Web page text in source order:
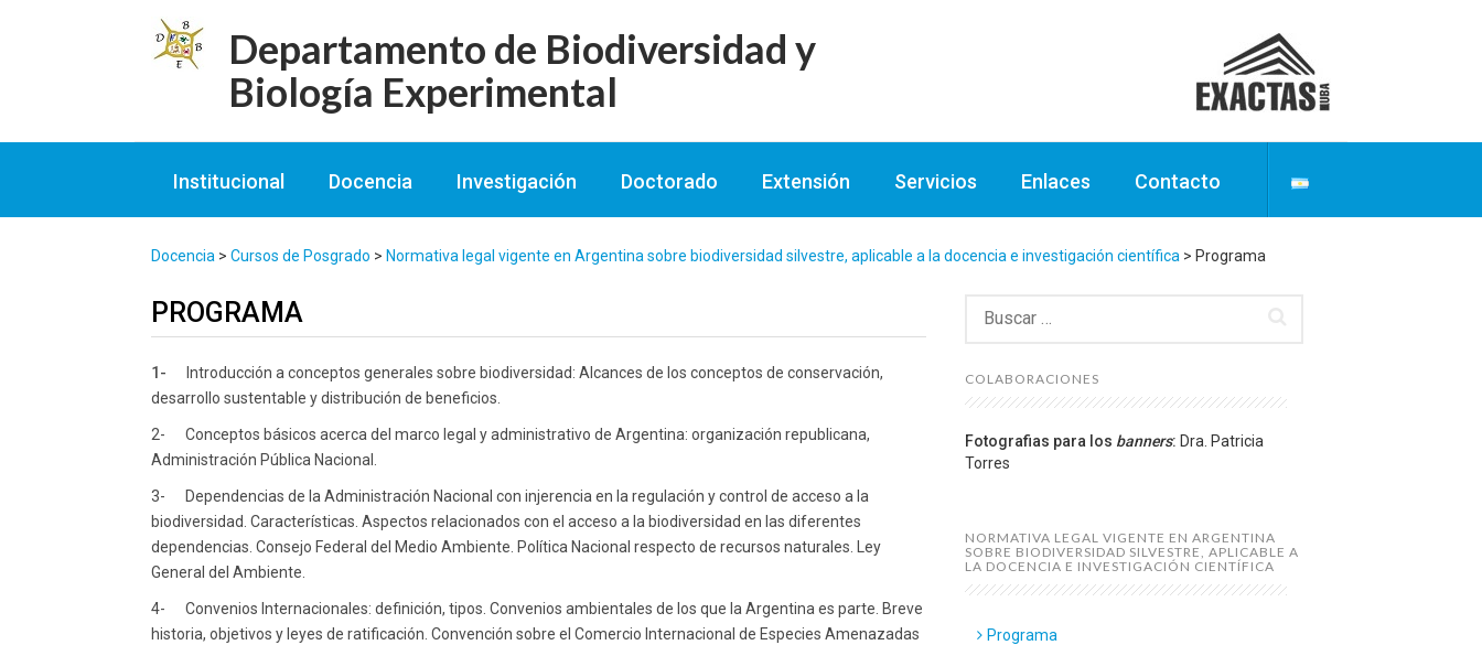
Departamento de Biodiversidad y
Biología Experimental
Institucional Docencia Investigación Doctorado Extensión Servicios Enlaces Contacto
Docencia > Cursos de Posgrado > Normativa legal vigente en Argentina sobre biodiversidad silvestre, aplicable a la docencia e investigación científica > Programa
PROGRAMA
1-
Introducción a conceptos generales sobre biodiversidad: Alcances de los conceptos de conservación,
desarrollo sustentable y distribución de beneficios.
2-
Conceptos básicos acerca del marco legal y administrativo de Argentina: organización republicana,
Administración Pública Nacional.
3-
Dependencias de la Administración Nacional con injerencia en la regulación y control de acceso a la
biodiversidad. Características. Aspectos relacionados con el acceso a la biodiversidad en las diferentes
dependencias. Consejo Federal del Medio Ambiente. Política Nacional respecto de recursos naturales. Ley
General del Ambiente.
4-
Convenios Internacionales: definición, tipos. Convenios ambientales de los que la Argentina es parte. Breve
historia, objetivos y leyes de ratificación. Convención sobre el Comercio Internacional de Especies Amenazadas
COLABORACIONES
Fotografias para los banners: Dra. Patricia
Torres
NORMATIVA LEGAL VIGENTE EN ARGENTINA
SOBRE BIODIVERSIDAD SILVESTRE, APLICABLE A
LA DOCENCIA E INVESTIGACIÓN CIENTÍFICA
Programa